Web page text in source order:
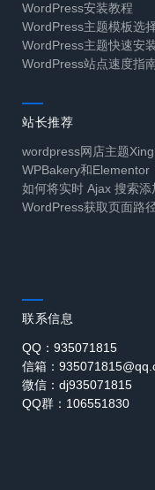
WordPress安装教程
WordPress主题模板选
WordPress主题快速安
WordPress站点速度指
站长推荐
wordpress网店主题
WPBakery和Elementor
如何将实时 Ajax 搜索
WordPress获取页面路
联系信息
QQ：935071815
信箱：
微信：dj935071815
QQ群：106551830